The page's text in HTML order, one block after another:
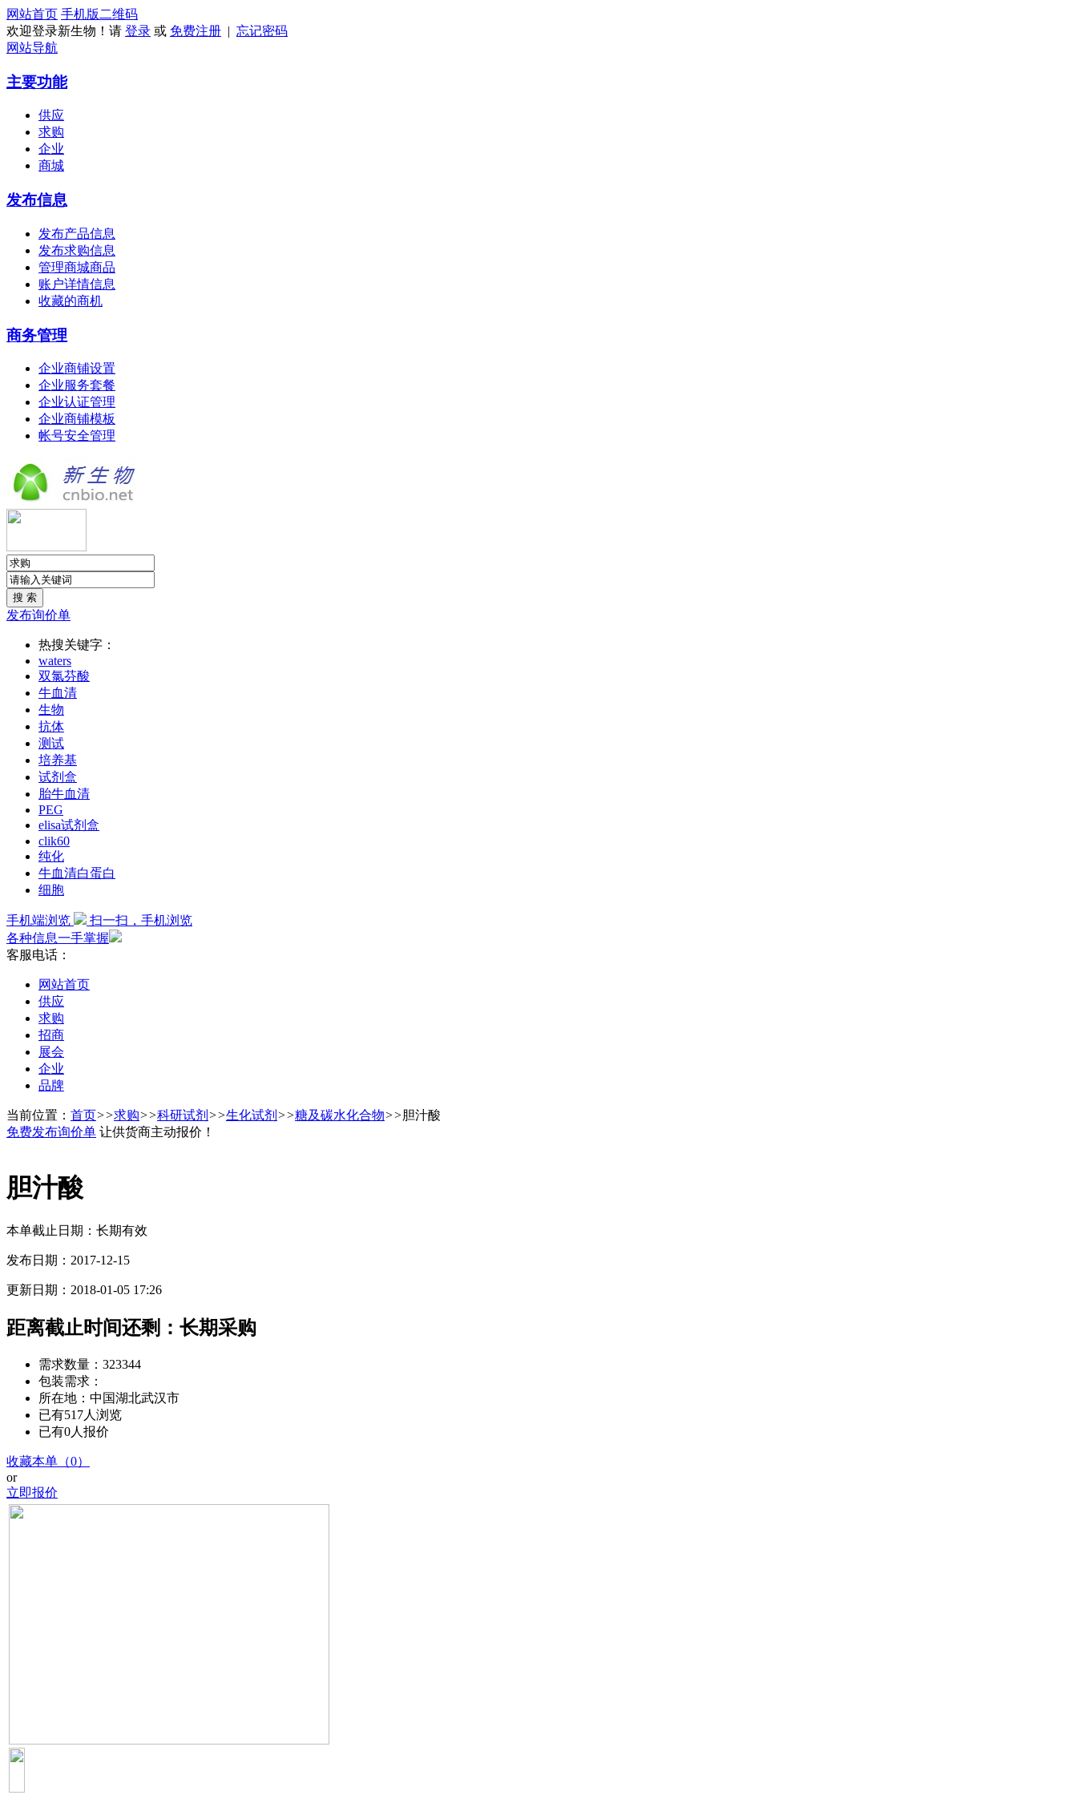
网站首页 手机版 二维码
欢迎登录新生物！请 登录 或 免费注册 | 忘记密码
网站导航
主要功能
供应
求购
企业
商城
发布信息
发布产品信息
发布求购信息
管理商城商品
账户详情信息
收藏的商机
商务管理
企业商铺设置
企业服务套餐
企业认证管理
企业商铺模板
帐号安全管理
发布询价单
热搜关键字：
waters
双氯芬酸
牛血清
生物
抗体
测试
培养基
试剂盒
胎牛血清
PEG
elisa试剂盒
clik60
纯化
牛血清白蛋白
细胞
手机端浏览
扫一扫，手机浏览
各种信息一手掌握
客服电话：
网站首页
供应
求购
招商
展会
企业
品牌
当前位置： 首页>>求购>>科研试剂 >>生化试剂 >>糖及碳水化合物>>胆汁酸
免费发布询价单 让供货商主动报价！
胆汁酸
本单截止日期：长期有效
发布日期：2017-12-15
更新日期：2018-01-05 17:26
距离截止时间还剩： 长期采购
需求数量：323344
包装需求：
所在地：中国湖北武汉市
已有517人浏览
已有0人报价
收藏本单（0）
or
立即报价